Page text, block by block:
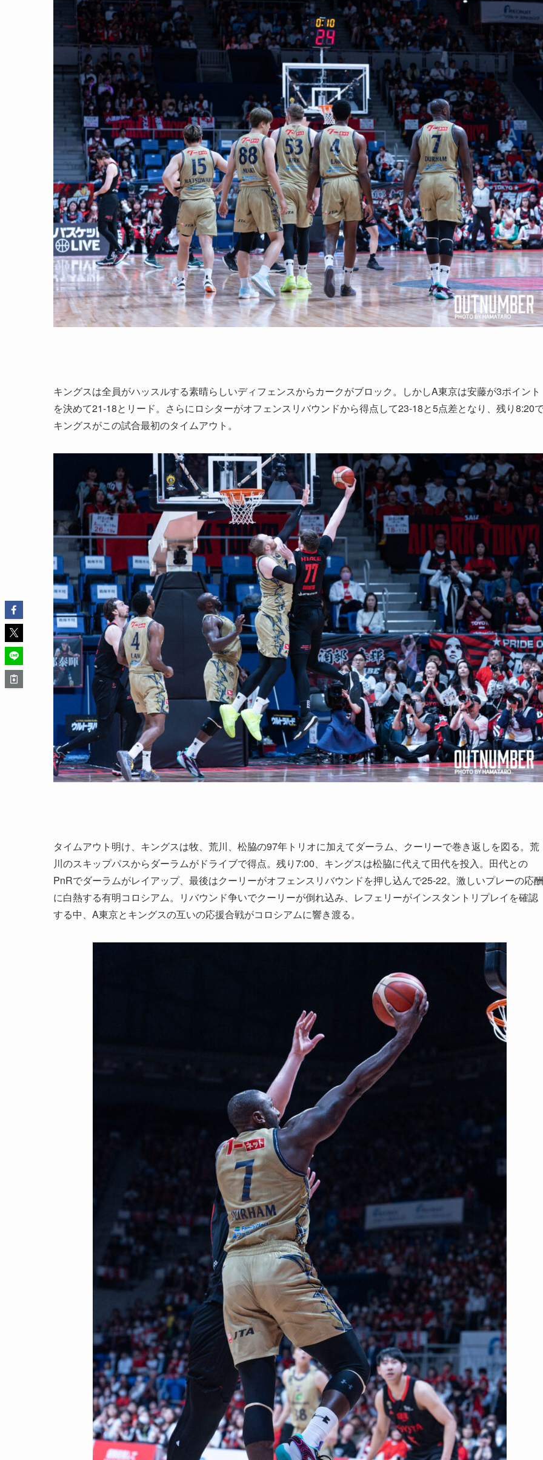
キングスは全員がハッスルする素晴らしいディフェンスからカークがブロック。しかしA東京は安藤が3ポイント
を決めて21-18とリード。さらにロシターがオフェンスリバウンドから得点して23-18と5点差となり、残り8:20
キングスがこの試合最初のタイムアウト。
タイムアウト明け、キングスは牧、荒川、松脇の97年トリオに加えてダーラム、クーリーで巻き返しを図る。荒
川のスキップパスからダーラムがドライブで得点。残り7:00、キングスは松脇に代えて田代を投入。田代との
PnRでダーラムがレイアップ、最後はクーリーがオフェンスリバウンドを押し込んで25-22。激しいプレーの応酬
に白熱する有明コロシアム。リバウンド争いでクーリーが倒れ込み、レフェリーがインスタントリプレイを確認
する中、A東京とキングスの互いの応援合戦がコロシアムに響き渡る。